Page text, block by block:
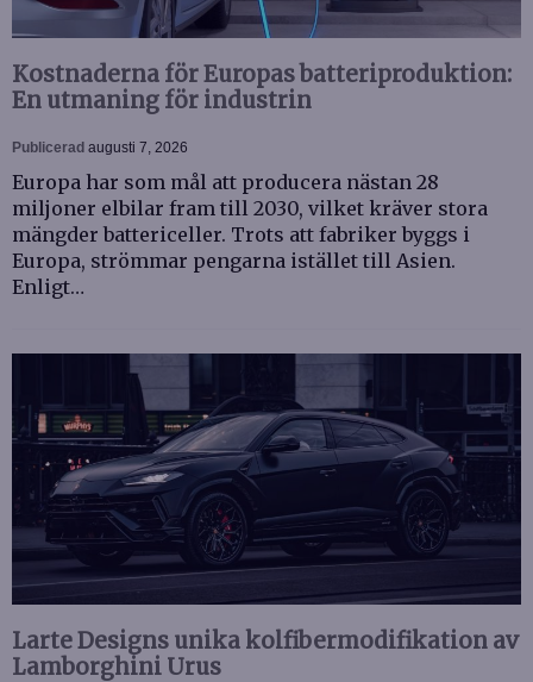
Kostnaderna för Europas batteriproduktion:
En utmaning för industrin
Publicerad augusti 7, 2026
Europa har som mål att producera nästan 28
miljoner elbilar fram till 2030, vilket kräver stora
mängder battericeller. Trots att fabriker byggs i
Europa, strömmar pengarna istället till Asien.
Enligt…
Larte Designs unika kolfibermodifikation av
Lamborghini Urus